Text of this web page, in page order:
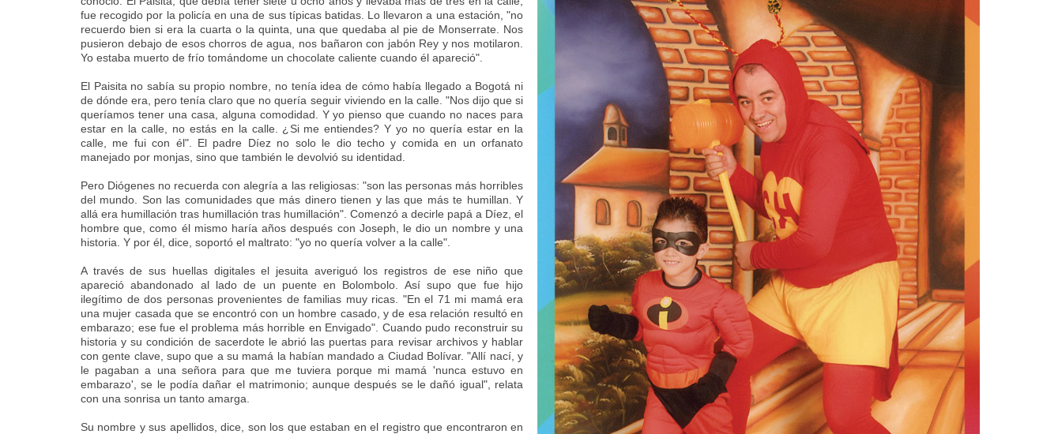
fue recogido por la policía en una de sus típicas batidas. Lo llevaron a una estación, "no
recuerdo bien si era la cuarta o la quinta, una que quedaba al pie de Monserrate. Nos
pusieron debajo de esos chorros de agua, nos bañaron con jabón Rey y nos motilaron.
Yo estaba muerto de frío tomándome un chocolate caliente cuando él apareció".
El Paisita no sabía su propio nombre, no tenía idea de cómo había llegado a Bogotá ni
de dónde era, pero tenía claro que no quería seguir viviendo en la calle. "Nos dijo que si
queríamos tener una casa, alguna comodidad. Y yo pienso que cuando no naces para
estar en la calle, no estás en la calle. ¿Si me entiendes? Y yo no quería estar en la
calle, me fui con él". El padre Díez no solo le dio techo y comida en un orfanato
manejado por monjas, sino que también le devolvió su identidad.
Pero Diógenes no recuerda con alegría a las religiosas: "son las personas más horribles
del mundo. Son las comunidades que más dinero tienen y las que más te humillan. Y
allá era humillación tras humillación tras humillación". Comenzó a decirle papá a Díez, el
hombre que, como él mismo haría años después con Joseph, le dio un nombre y una
historia. Y por él, dice, soportó el maltrato: "yo no quería volver a la calle".
A través de sus huellas digitales el jesuita averiguó los registros de ese niño que
apareció abandonado al lado de un puente en Bolombolo. Así supo que fue hijo
ilegítimo de dos personas provenientes de familias muy ricas. "En el 71 mi mamá era
una mujer casada que se encontró con un hombre casado, y de esa relación resultó en
embarazo; ese fue el problema más horrible en Envigado". Cuando pudo reconstruir su
historia y su condición de sacerdote le abrió las puertas para revisar archivos y hablar
con gente clave, supo que a su mamá la habían mandado a Ciudad Bolívar. "Allí nací, y
le pagaban a una señora para que me tuviera porque mi mamá 'nunca estuvo en
embarazo', se le podía dañar el matrimonio; aunque después se le dañó igual", relata
con una sonrisa un tanto amarga.
Su nombre y sus apellidos, dice, son los que estaban en el registro que encontraron en